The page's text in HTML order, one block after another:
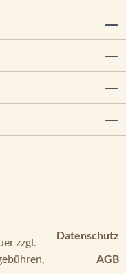
Datenschutz
AGB
zzgl.